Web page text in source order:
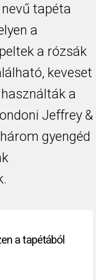
nevű tapéta
a
a rózsák
keveset
a
Jeffrey &
gyengéd
a tapétából